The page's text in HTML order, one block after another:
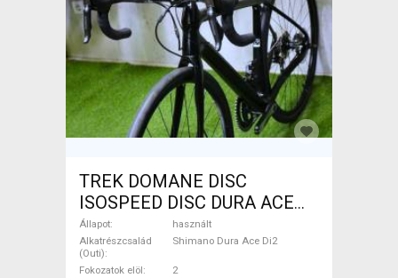
TREK DOMANE DISC
ISOSPEED DISC DURA ACE
Di2 2x11 52/53 Országúti
Shimano Dura Ace Di2
tárcsafék használt ELADÓ
Állapot
használt
Alkatrészcsalád
(Outi)
Shimano Dura Ace Di2
Fokozatok elöl
2